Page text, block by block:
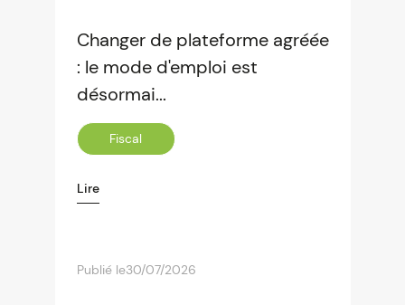
Changer de plateforme agréée
: le mode d'emploi est
désormai...
Fiscal
Lire
Publié le30/07/2026